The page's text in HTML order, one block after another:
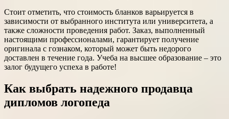
Стоит отметить, что стоимость бланков варьируется в
зависимости от выбранного института или университета, а
также сложности проведения работ. Заказ, выполненный
настоящими профессионалами, гарантирует получение
оригинала с гознаком, который может быть недорого
доставлен в течение года. Учеба на высшее образование – это
залог будущего успеха в работе!
Как выбрать надежного продавца
дипломов логопеда